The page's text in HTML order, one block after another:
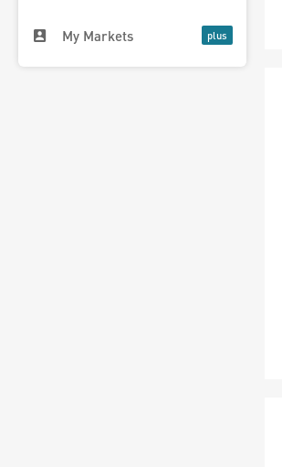
My Markets